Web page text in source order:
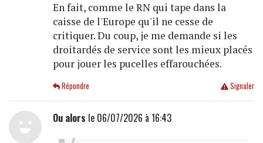
En fait, comme le RN qui tape dans la
caisse de l'Europe qu'il ne cesse de
critiquer. Du coup, je me demande si les
droitardés de service sont les mieux placés
pour jouer les pucelles effarouchées.
Signaler
Répondre
Ou alors le 06/07/2026 à 16:43